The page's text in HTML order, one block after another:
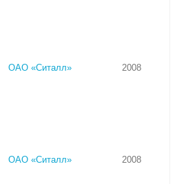
ОАО «Ситалл» 2008
ОАО «Ситалл» 2008